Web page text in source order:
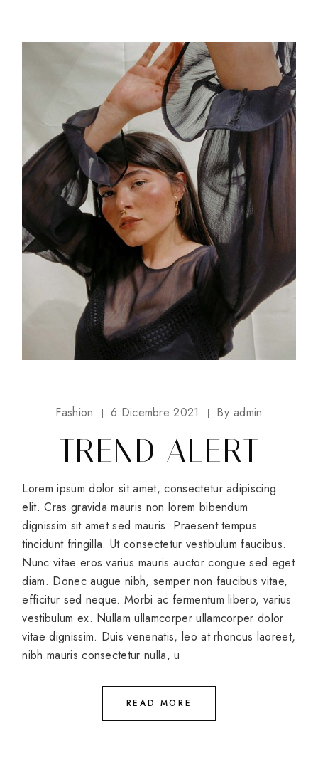
Fashion 6 Dicembre 2021 By admin
TREND ALERT
Lorem ipsum dolor sit amet, consectetur adipiscing
elit. Cras gravida mauris non lorem bibendum
dignissim sit amet sed mauris. Praesent tempus
tincidunt fringilla. Ut consectetur vestibulum faucibus.
Nunc vitae eros varius mauris auctor congue sed eget
diam. Donec augue nibh, semper non faucibus vitae,
efficitur sed neque. Morbi ac fermentum libero, varius
vestibulum ex. Nullam ullamcorper ullamcorper dolor
vitae dignissim. Duis venenatis, leo at rhoncus laoreet,
nibh mauris consectetur nulla, u
READ MORE